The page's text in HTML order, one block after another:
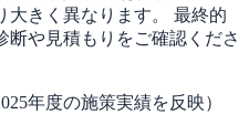
大きく異なります。 最終的
断や見積もりをご確認くださ
年度の施策実績を反映）